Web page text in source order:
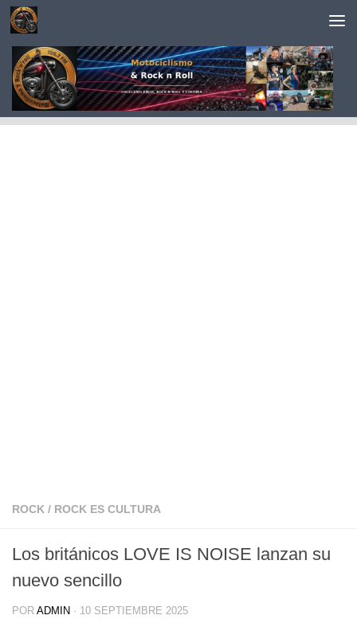
Saltar al contenido
ROCK / ROCK ES CULTURA
Los británicos LOVE IS NOISE lanzan su
nuevo sencillo
POR ADMIN · 10 SEPTIEMBRE 2025